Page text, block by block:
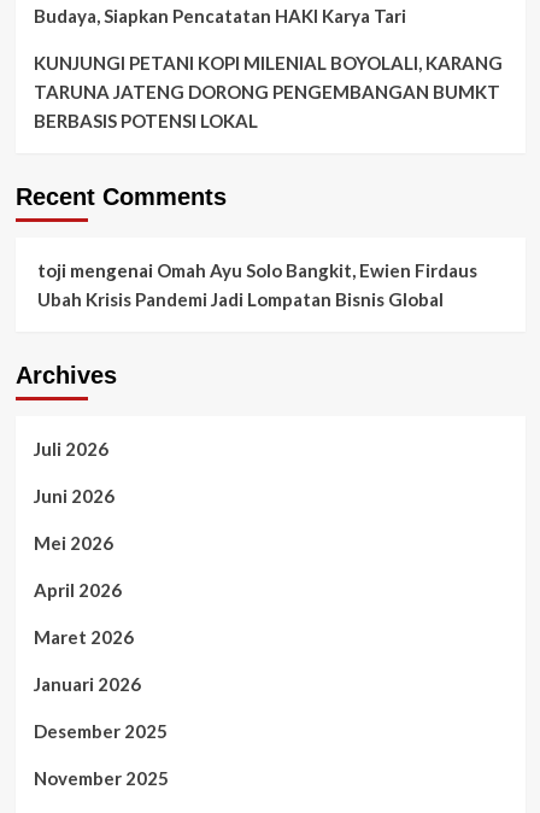
Budaya, Siapkan Pencatatan HAKI Karya Tari
KUNJUNGI PETANI KOPI MILENIAL BOYOLALI, KARANG
TARUNA JATENG DORONG PENGEMBANGAN BUMKT
BERBASIS POTENSI LOKAL
Recent Comments
toji mengenai Omah Ayu Solo Bangkit, Ewien Firdaus
Ubah Krisis Pandemi Jadi Lompatan Bisnis Global
Archives
Juli 2026
Juni 2026
Mei 2026
April 2026
Maret 2026
Januari 2026
Desember 2025
November 2025